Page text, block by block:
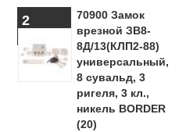
2
70900 Замок
врезной ЗВ8-
8Д/13(КЛП2-88)
универсальный,
8 сувальд, 3
ригеля, 3 кл.,
никель BORDER
(20)